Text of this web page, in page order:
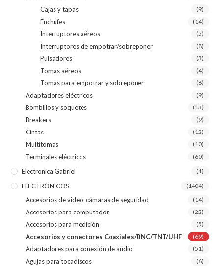
Cajas y tapas (9)
Enchufes (14)
Interruptores aéreos (5)
Interruptores de empotrar/sobreponer (8)
Pulsadores (3)
Tomas aéreos (4)
Tomas para empotrar y sobreponer (6)
Adaptadores eléctricos (9)
Bombillos y soquetes (13)
Breakers (9)
Cintas (12)
Multitomas (10)
Terminales eléctricos (60)
Electronica Gabriel (1)
ELECTRÓNICOS (1404)
Accesorios de video-cámaras de seguridad (14)
Accesorios para computador (22)
Accesorios para medición (5)
Accesorios y conectores Coaxiales/BNC/TNT/UHF (69)
Adaptadores para conexión de audio (51)
Agujas para tocadiscos (6)